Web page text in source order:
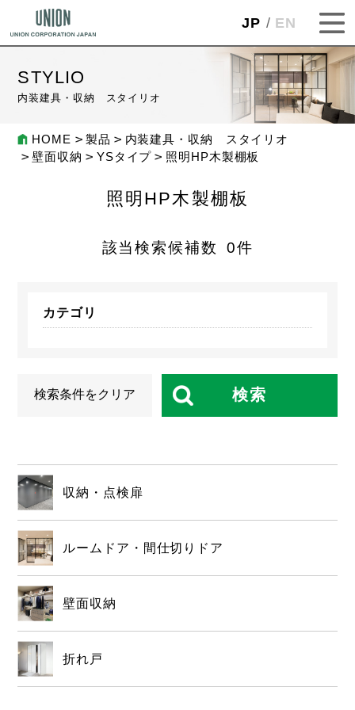
JP EN
STYLIO
内装建具・収納 スタイリオ
HOME 製品
内装建具・収納 スタイリオ
壁面収納
YSタイプ 照明HP木製棚板
照明HP木製棚板
該当検索候補数 0件
カテゴリ
検索
検索条件をクリア
収納・点検扉
ルームドア・間仕切りドア
壁面収納
折れ戸